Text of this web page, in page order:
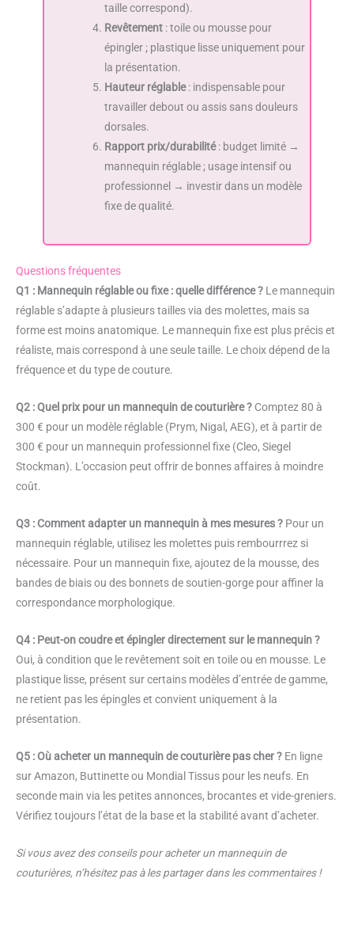
taille correspond).
Revêtement : toile ou mousse pour
épingler ; plastique lisse uniquement pour
la présentation.
Hauteur réglable: indispensable pour
travailler debout ou assis sans douleurs
dorsales.
Rapport prix/durabilité: budget limité →
mannequin réglable ; usage intensif ou
professionnel → investir dans un modèle
fixe de qualité.
Questions fréquentes
Q1 : Mannequin réglable ou fixe : quelle différence ? Le mannequin
réglable s’adapte à plusieurs tailles via des molettes, mais sa
forme est moins anatomique. Le mannequin fixe est plus précis et
réaliste, mais correspond à une seule taille. Le choix dépend de la
fréquence et du type de couture.
Q2 : Quel prix pour un mannequin de couturière ? Comptez 80 à
300 € pour un modèle réglable (Prym, Nigal, AEG), et à partir de
300 € pour un mannequin professionnel fixe (Cleo, Siegel
Stockman). L’occasion peut offrir de bonnes affaires à moindre
coût.
Q3 : Comment adapter un mannequin à mes mesures ? Pour un
mannequin réglable, utilisez les molettes puis rembourrrez si
nécessaire. Pour un mannequin fixe, ajoutez de la mousse, des
bandes de biais ou des bonnets de soutien-gorge pour affiner la
correspondance morphologique.
Q4 : Peut-on coudre et épingler directement sur le mannequin ?
Oui, à condition que le revêtement soit en toile ou en mousse. Le
plastique lisse, présent sur certains modèles d’entrée de gamme,
ne retient pas les épingles et convient uniquement à la
présentation.
Q5 : Où acheter un mannequin de couturière pas cher ? En ligne
sur Amazon, Buttinette ou Mondial Tissus pour les neufs. En
seconde main via les petites annonces, brocantes et vide-greniers.
Vérifiez toujours l’état de la base et la stabilité avant d’acheter.
Si vous avez des conseils pour acheter un mannequin de
couturières, n’hésitez pas à les partager dans les commentaires !